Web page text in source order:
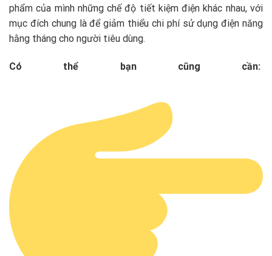
phẩm của mình những chế độ tiết kiệm điện khác nhau, với
mục đích chung là để giảm thiểu chi phí sử dụng điện năng
hằng tháng cho người tiêu dùng.
Có thể bạn cũng cần: